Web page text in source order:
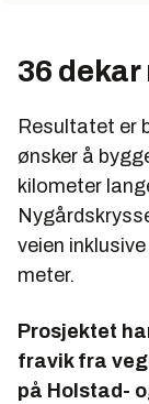
36
Resultatet er
ønsker å
kilometer
veien
meter.
Prosjektet
fravik fra
på Holstad-